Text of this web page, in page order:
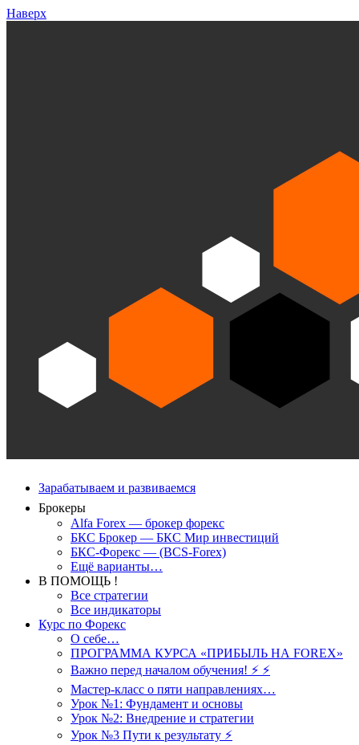
Наверх
Зарабатываем и развиваемся
Брокеры
Alfa Forex — брокер форекс
БКС Брокер — БКС Мир инвестиций
БКС-Форекс — (BCS-Forex)
Ещё варианты…
В ПОМОЩЬ !
Все стратегии
Все индикаторы
Курс по Форекс
О себе…
ПРОГРАММА КУРСА «ПРИБЫЛЬ НА FOREX»
Важно перед началом обучения! ⚡ ⚡
Мастер-класс о пяти направлениях…
Урок №1: Фундамент и основы
Урок №2: Внедрение и стратегии
Урок №3 Пути к результату ⚡️